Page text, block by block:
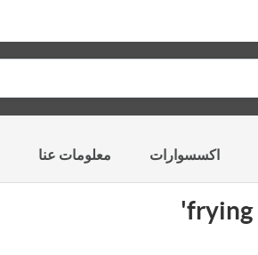
اكسسوارات معلومات عنا